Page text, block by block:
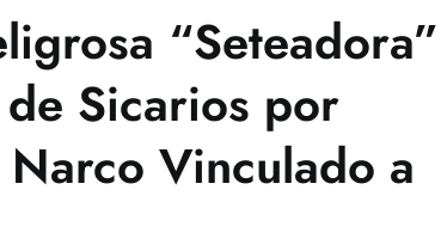
“Seteadora”
Sicarios por
Vinculado a